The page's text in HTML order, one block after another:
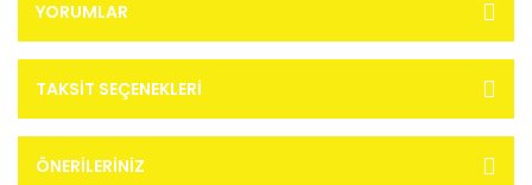
YORUMLAR
TAKSIT SEÇENEKLERI
ÖNERILERINIZ